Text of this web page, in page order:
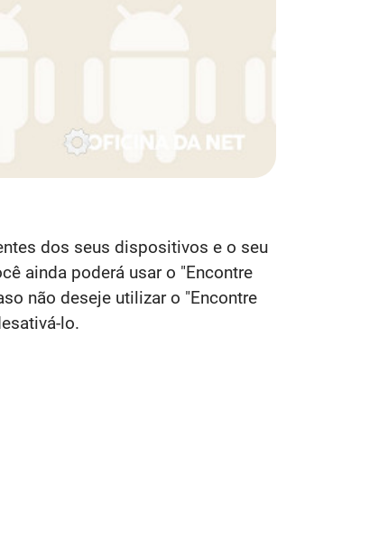
dos seus dispositivos e o seu
ainda poderá usar o "Encontre
não deseje utilizar o "Encontre
lo.